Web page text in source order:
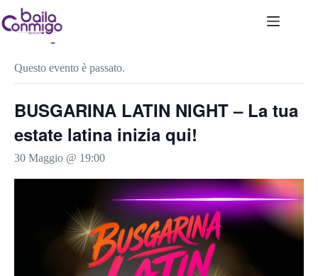
Salta
al
contenuto
« Tutti gli Eventi
Questo evento è passato.
BUSGARINA LATIN NIGHT – La tua
estate latina inizia qui!
30 Maggio @ 19:00